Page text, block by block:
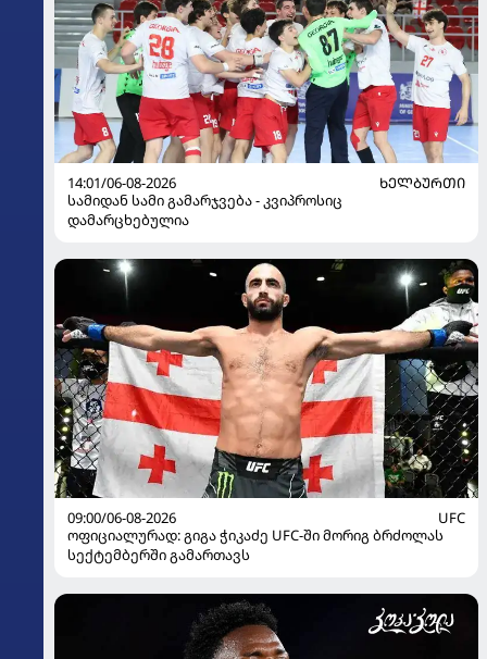
14:01/06-08-2026
ᲮᲔᲚᲑᲣᲠᲗᲘ
სამიდან სამი გამარჯვება - კვიპროსიც
დამარცხებულია
09:00/06-08-2026
UFC
ოფიციალურად: გიგა ჭიკაძე UFC-ში მორიგ ბრძოლას
სექტემბერში გამართავს